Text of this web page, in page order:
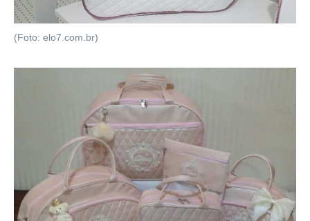
(Foto: elo7.com.br)